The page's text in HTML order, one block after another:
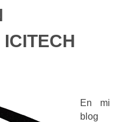
En mi
blog